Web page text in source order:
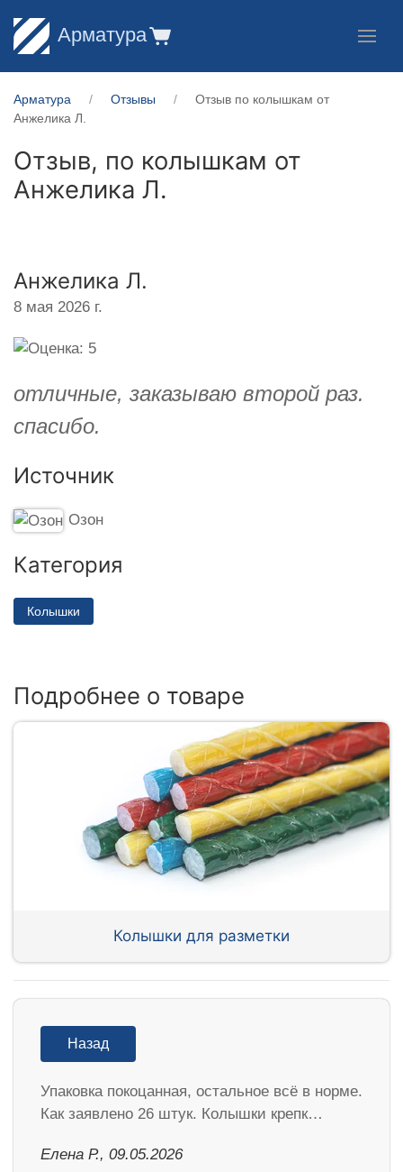
Арматура
Арматура Отзывы
Отзыв по колышкам от
Анжелика Л.
Отзыв, по колышкам от
Анжелика Л.
Анжелика Л.
8 мая 2026 г.
отличные, заказываю второй раз.
спасибо.
Источник
Озон
Категория
Колышки
Подробнее о товаре
Колышки для разметки
Назад
Упаковка покоцанная, остальное всё в норме.
Как заявлено 26 штук. Колышки крепк…
Елена Р., 09.05.2026